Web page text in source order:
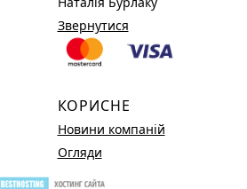
Звернутися
КОРИСНЕ
Новини компаній
Огляди